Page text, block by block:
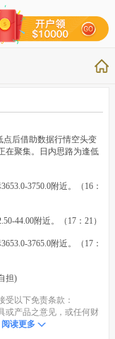
点后借助数据行情空头变
在聚集。日内思路为逢低
3750.0附近。（16：
44.00附近。（17：21）
3765.0附近。（17：
担)
受以下免责条款：
或产品之意见，或任何财
阅读更多